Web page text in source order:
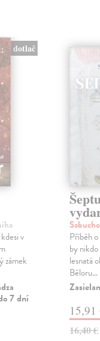
dotlač
v
zámek
7 dní
Příběh
by
lesnatá
Běloru...
15,91
16,40 €